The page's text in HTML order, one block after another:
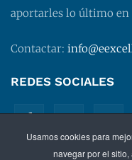
Usamos cookies para
navegar por el
aportarles lo último en
Contactar:
REDES SOCIALES